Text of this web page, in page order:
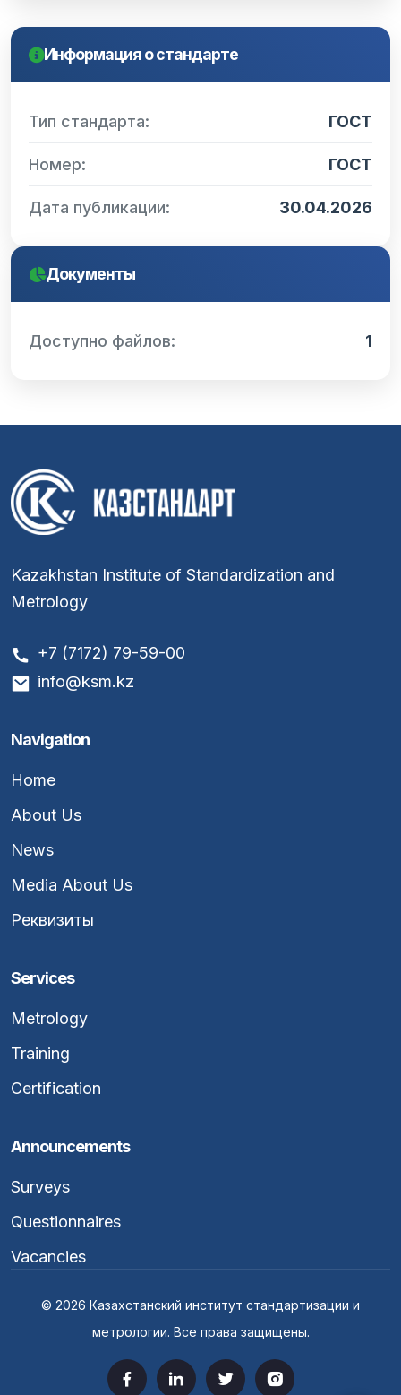
Информация о стандарте
Тип стандарта: ГОСТ
Номер: ГОСТ
Дата публикации: 30.04.2026
Документы
Доступно файлов: 1
Kazakhstan Institute of Standardization and
Metrology
+7 (7172) 79-59-00
info@ksm.kz
Navigation
Home
About Us
News
Media About Us
Реквизиты
Services
Metrology
Training
Certification
Announcements
Surveys
Questionnaires
Vacancies
© 2026 Казахстанский институт стандартизации и
метрологии. Все права защищены.